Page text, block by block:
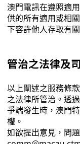
澳門電訊在遵照適
供的所有適用或相
下容許他人存取有
管治之法律及
以上闡述之服務條
之法律所管治。透
爭端發生時，澳門
權。
如欲提出意見，問